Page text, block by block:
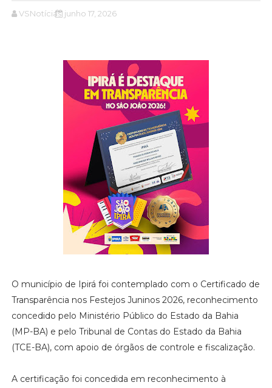
VSNotícias junho 17, 2026
O município de Ipirá foi contemplado com o Certificado de
Transparência nos Festejos Juninos 2026, reconhecimento
concedido pelo Ministério Público do Estado da Bahia
(MP-BA) e pelo Tribunal de Contas do Estado da Bahia
(TCE-BA), com apoio de órgãos de controle e fiscalização.
A certificação foi concedida em reconhecimento à